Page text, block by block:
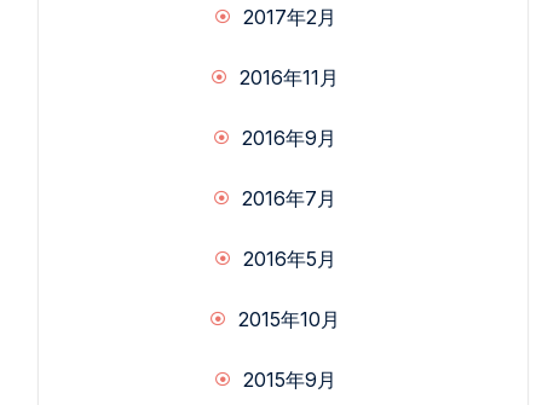
2017年2月
2016年11月
2016年9月
2016年7月
2016年5月
2015年10月
2015年9月